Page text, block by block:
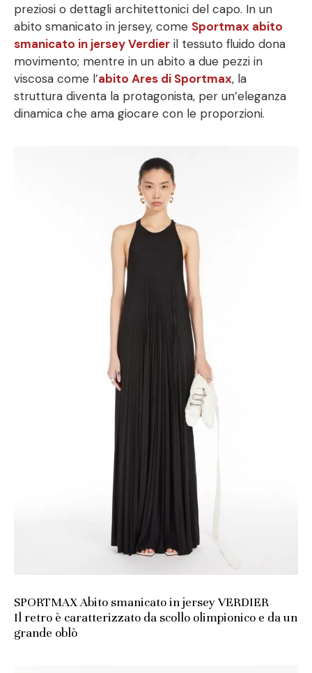
preziosi o dettagli architettonici del capo. In un
abito smanicato in jersey, come Sportmax abito
smanicato in jersey Verdier il tessuto fluido dona
movimento; mentre in un abito a due pezzi in
viscosa come l’abito Ares di Sportmax, la
struttura diventa la protagonista, per un’eleganza
dinamica che ama giocare con le proporzioni.
SPORTMAX Abito smanicato in jersey VERDIER
Il retro è caratterizzato da scollo olimpionico e da un
grande oblò